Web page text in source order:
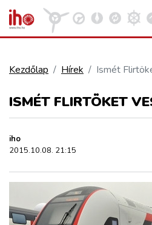
VASÚT
KÖZLEKEDÉSFEJLESZTÉS
Kezdőlap Hírek Ismét
ISMÉT FLIRTÖKET
iho
2015.10.08. 21:15